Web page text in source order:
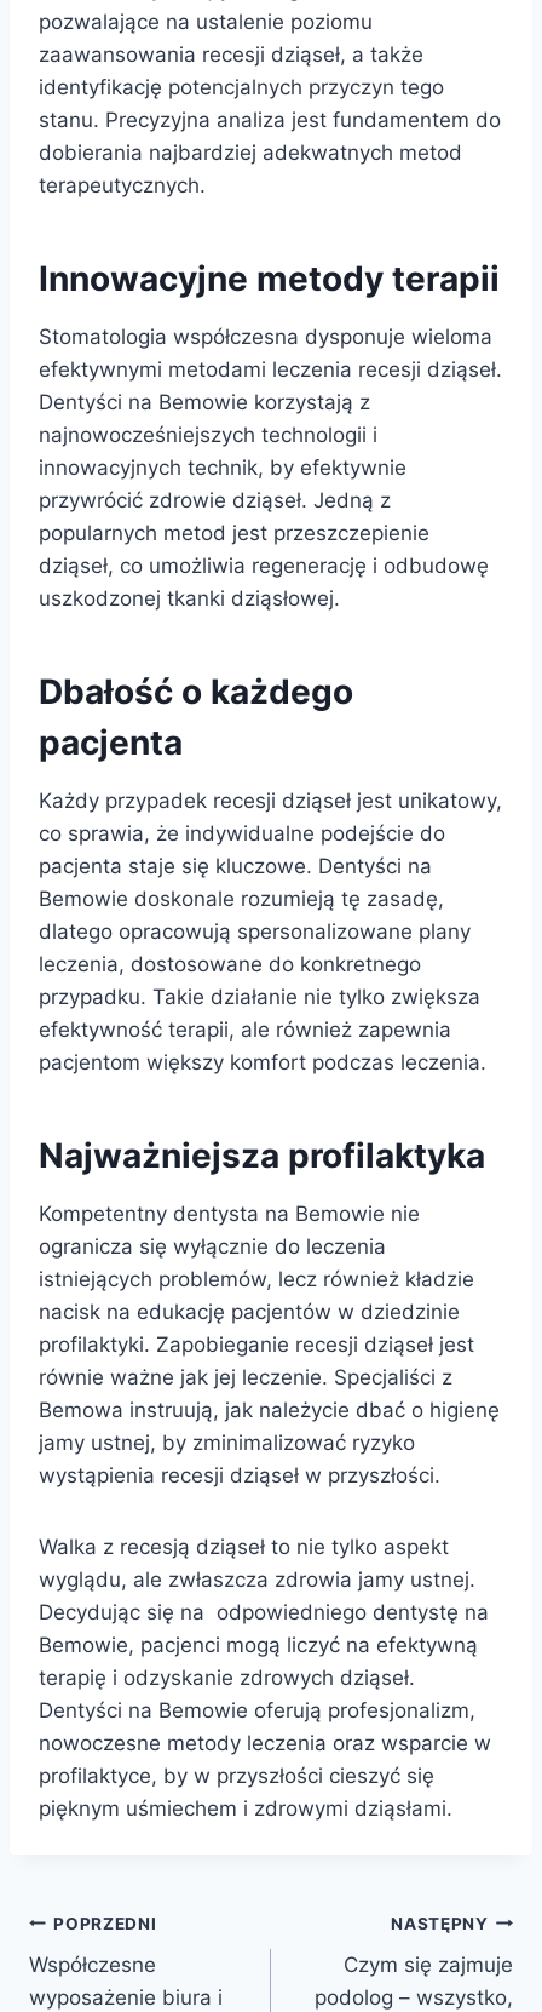
pozwalające na ustalenie poziomu
zaawansowania recesji dziąseł, a także
identyfikację potencjalnych przyczyn tego
stanu. Precyzyjna analiza jest fundamentem do
dobierania najbardziej adekwatnych metod
terapeutycznych.
Innowacyjne metody terapii
Stomatologia współczesna dysponuje wieloma
efektywnymi metodami leczenia recesji dziąseł.
Dentyści na Bemowie korzystają z
najnowocześniejszych technologii i
innowacyjnych technik, by efektywnie
przywrócić zdrowie dziąseł. Jedną z
popularnych metod jest przeszczepienie
dziąseł, co umożliwia regenerację i odbudowę
uszkodzonej tkanki dziąsłowej.
Dbałość o każdego
pacjenta
Każdy przypadek recesji dziąseł jest unikatowy,
co sprawia, że indywidualne podejście do
pacjenta staje się kluczowe. Dentyści na
Bemowie doskonale rozumieją tę zasadę,
dlatego opracowują spersonalizowane plany
leczenia, dostosowane do konkretnego
przypadku. Takie działanie nie tylko zwiększa
efektywność terapii, ale również zapewnia
pacjentom większy komfort podczas leczenia.
Najważniejsza profilaktyka
Kompetentny dentysta na Bemowie nie
ogranicza się wyłącznie do leczenia
istniejących problemów, lecz również kładzie
nacisk na edukację pacjentów w dziedzinie
profilaktyki. Zapobieganie recesji dziąseł jest
równie ważne jak jej leczenie. Specjaliści z
Bemowa instruują, jak należycie dbać o higienę
jamy ustnej, by zminimalizować ryzyko
wystąpienia recesji dziąseł w przyszłości.
Walka z recesją dziąseł to nie tylko aspekt
wyglądu, ale zwłaszcza zdrowia jamy ustnej.
Decydując się na odpowiedniego dentystę na
Bemowie, pacjenci mogą liczyć na efektywną
terapię i odzyskanie zdrowych dziąseł.
Dentyści na Bemowie oferują profesjonalizm,
nowoczesne metody leczenia oraz wsparcie w
profilaktyce, by w przyszłości cieszyć się
pięknym uśmiechem i zdrowymi dziąsłami.
Nawigacja
wpisu
POPRZEDNI
Współczesne
wyposażenie biura i
NASTĘPNY
Czym się zajmuje
podolog – wszystko,